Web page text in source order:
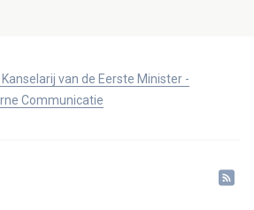
Kanselarij van de Eerste Minister -
Communicatie